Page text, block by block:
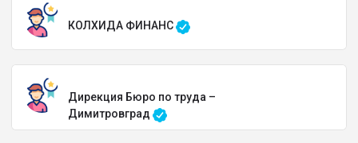
КОЛХИДА ФИНАНС
Дирекция Бюро по труда –
Димитровград